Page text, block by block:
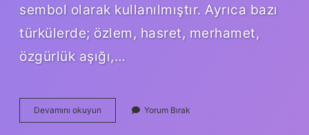
sembol olarak kullanılmıştır. Ayrıca bazı
türkülerde; özlem, hasret, merhamet,
özgürlük aşığı,…
Devamını okuyun
Için
Yorum Bırak